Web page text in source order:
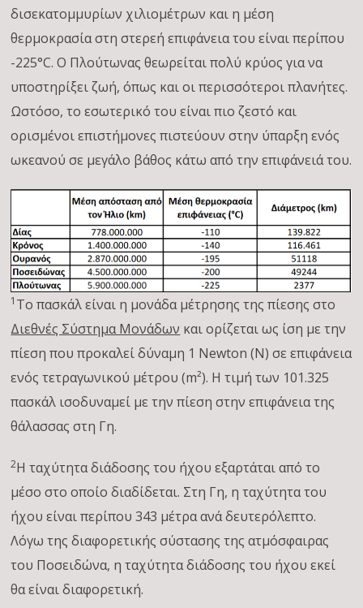
δισεκατομμυρίων χιλιομέτρων και η μέση
θερμοκρασία στη στερεή επιφάνεια του είναι περίπου
-225°C. Ο Πλούτωνας θεωρείται πολύ κρύος για να
υποστηρίξει ζωή, όπως και οι περισσότεροι πλανήτες.
Ωστόσο, το εσωτερικό του είναι πιο ζεστό και
ορισμένοι επιστήμονες πιστεύουν στην ύπαρξη ενός
ωκεανού σε μεγάλο βάθος κάτω από την επιφάνειά του.
1 Το πασκάλ είναι η μονάδα μέτρησης της πίεσης στο
Διεθνές Σύστημα Μονάδων και ορίζεται ως ίση με την
πίεση που προκαλεί δύναμη 1 Newton (N) σε επιφάνεια
ενός τετραγωνικού μέτρου (m²). Η τιμή των 101.325
πασκάλ ισοδυναμεί με την πίεση στην επιφάνεια της
θάλασσας στη Γη.
2Η ταχύτητα διάδοσης του ήχου εξαρτάται από το
μέσο στο οποίο διαδίδεται. Στη Γη, η ταχύτητα του
ήχου είναι περίπου 343 μέτρα ανά δευτερόλεπτο.
Λόγω της διαφορετικής σύστασης της ατμόσφαιρας
του Ποσειδώνα, η ταχύτητα διάδοσης του ήχου εκεί
θα είναι διαφορετική.